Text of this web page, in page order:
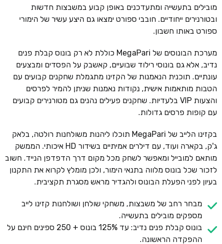
מובילים בתעשייה ומתעדכנים באופן קבוע במשבצות חדשות
ובטורנירים ייחודיים. חובבי ספורט ימצאו גם היצע עשיר של הימורי
ספורט באותו חשבון.
מערכת הבונוסים של MegaPari כוללת לא רק בונוס קבלת פנים
נדיב, אלא גם בונוסי רילוד שבועיים, קאשבק על הפסדים ומבצעים
עונתיים. תוכנית הנאמנות של הקזינו מתגמלת שחקנים קבועים עם
הטבות מותאמות אישית, נקודות נאמנות שניתן להמיר לפרסים
והצעות VIP בלעדיות. שחקנים פעילים נהנים גם מטורנירים קבועים
עם קופות פרסים גדולות.
בקזינו הלייב של MegaPari תוכלו ליהנות משולחנות רולטה, בלאק
ג'ק, בקארה ועוד, עם דילרים אמיתיים בשידור HD איכותי. הממשק
מותאם למובייל ומאפשר לשחק מכל מקום דרך הדפדפן הנייד. חשוב
לזכור שכל בונוס מלווה בתנאי הימור, ולכן מומלץ לקרוא את התקנון
בעיון לפני הפעלת הבונוס ולהגדיר מראש מסגרת תקציבית.
מבחר רחב של משבצות, משחקי שולחן ושולחנות קזינו לייב
מספקים מובילים בתעשייה.
בונוס קבלת פנים נדיב: עד 125% בונוס + 250 ספינים חינם על
ההפקדה הראשונה.